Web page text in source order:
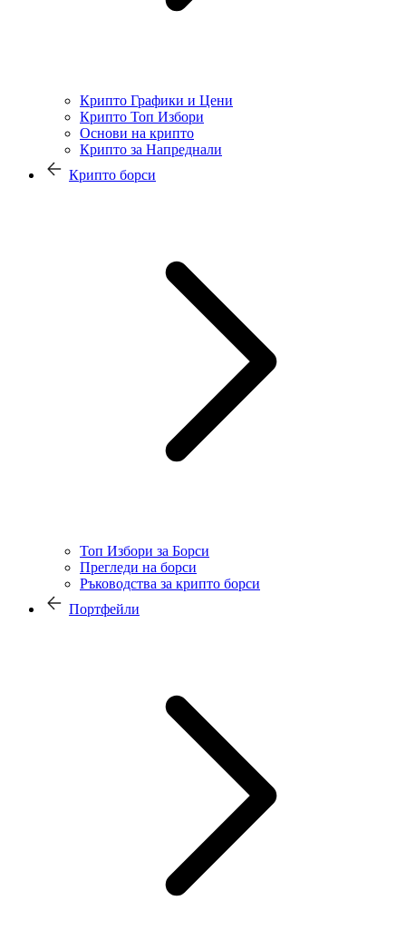
Крипто Графики и Цени
Крипто Топ Избори
Основи на крипто
Крипто за Напреднали
Крипто борси
Топ Избори за Борси
Прегледи на борси
Ръководства за крипто борси
Портфейли